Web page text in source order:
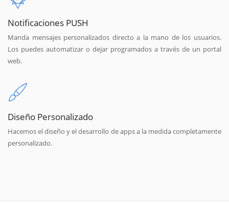
Notificaciones PUSH
Manda mensajes personalizados directo a la mano de los usuarios.
Los puedes automatizar o dejar programados a través de un portal
web.
Diseño Personalizado
Hacemos el diseño y el desarrollo de apps a la medida completamente
personalizado.